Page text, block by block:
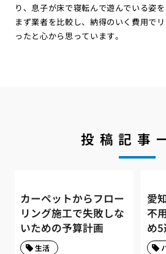
り、息子が床で寝転んで遊んでいる姿
まず業者を比較し、納得のいく費用で
ったと心から思っています。
投稿記事
カーペットからフロー
リング施工で失敗しな
いための予算計画
生活
愛
不
め5